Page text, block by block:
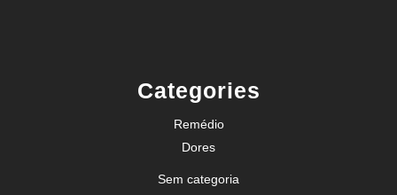
Categories
Remédio
Dores
Sem categoria